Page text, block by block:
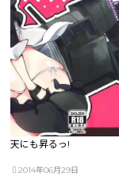
天にも昇るっ!
2014年06月29日